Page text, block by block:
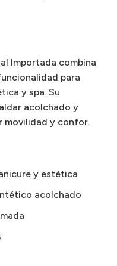
Importada combina
para
y spa. Su
acolchado y
movilidad y confor.
y estética
acolchado